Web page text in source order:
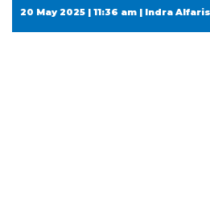
20 May 2025 | 11:36 am | Indra